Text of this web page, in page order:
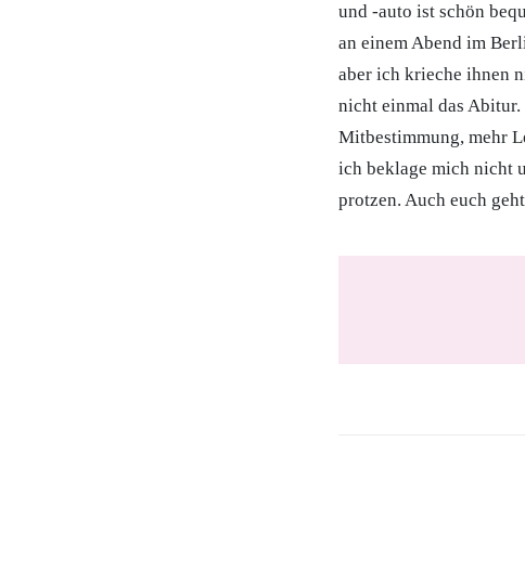
und -auto ist schön
an einem Abend im
aber ich krieche ihnen
nicht einmal das
Mitbestimmung, mehr
ich beklage mich nicht
protzen. Auch euch